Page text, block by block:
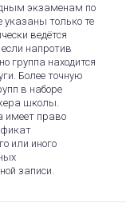
экзаменам по
только те
ведётся
напротив
группа находится
Более точную
в наборе
школы.
имеет право
или иного
записи.